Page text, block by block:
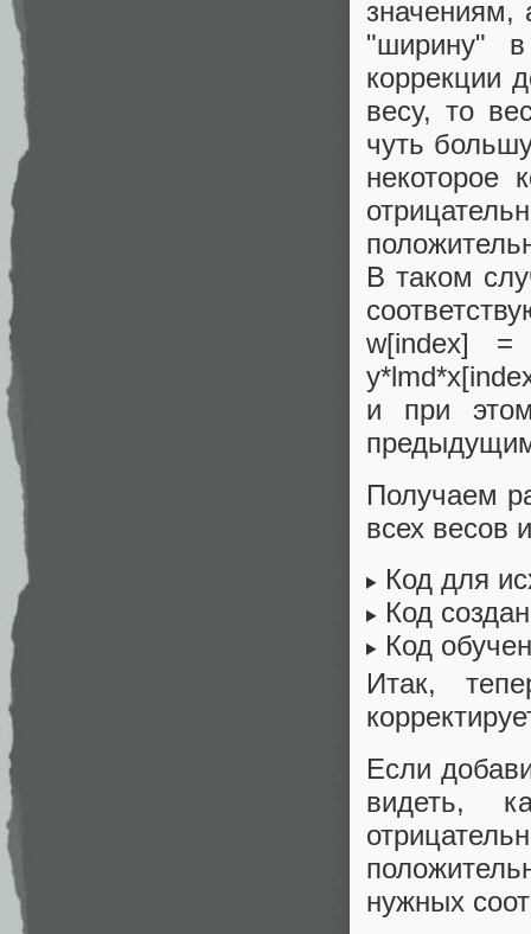
значениям,
"ширину"
коррекции
весу, то
чуть
некоторое
В таком
w[index]
и при
Получаем
всех весов
Код для
Код
Код
Итак,
Если
видеть,
нужных